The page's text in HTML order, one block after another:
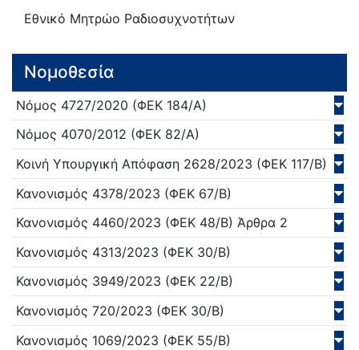
Εθνικό Μητρώο Ραδιοσυχνοτήτων
Νομοθεσία
Νόμος 4727/2020 (ΦΕΚ 184/Α)
Νόμος 4070/2012 (ΦΕΚ 82/Α)
Κοινή Υπουργική Απόφαση 2628/2023 (ΦΕΚ 117/Β)
Κανονισμός 4378/2023 (ΦΕΚ 67/Β)
Κανονισμός 4460/2023 (ΦΕΚ 48/Β) Άρθρα 2
Κανονισμός 4313/2023 (ΦΕΚ 30/Β)
Κανονισμός 3949/2023 (ΦΕΚ 22/Β)
Κανονισμός 720/2023 (ΦΕΚ 30/Β)
Κανονισμός 1069/2023 (ΦΕΚ 55/Β)